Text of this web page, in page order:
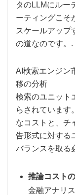
タのLLMにルー
ーティングこそ
スケールアップ
の道なのです。.
AI検索エンジン
移の分析
検索のユニット
らされています
なコストと、チ
告形式に対する
バランスを取る
推論コスト
金融アナリ